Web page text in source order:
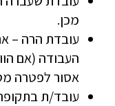
מכן.
העבודה (אם
אסור לפטרה
עובד/ת בתקופה של 60 יום לאחר